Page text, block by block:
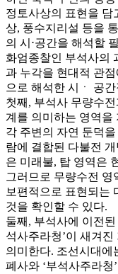
정토사상의 표현을 담
상, 풍수지리설 등을
의 시⋅공간을 해석할
화엄종찰인 부석사의
과 누각을 현대적 관
으로 해석한 시ㆍ 공
첫째, 부석사 무량수
계를 의미하는 영역을
각 주변의 자연 둔덕
람에 결합된 다불전
은 미래불, 탑 영역은
그러므로 무량수전 영
보편적으로 표현되는
것을 확인할 수 있다.
둘째, 부석사에 이전
석사주라청’이 새겨
의미한다. 조선시대에
폐사와 ‘부석사주라청